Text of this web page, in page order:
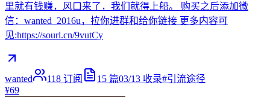
里就有钱赚，风口来了，我们就得上船。 购买之后添加微
信：wanted_2016u，拉你进群和给你链接 更多内容可
见:https://sourl.cn/9vutCy
wanted 118 订阅 15 篇03/13 收录#引流途径
¥69